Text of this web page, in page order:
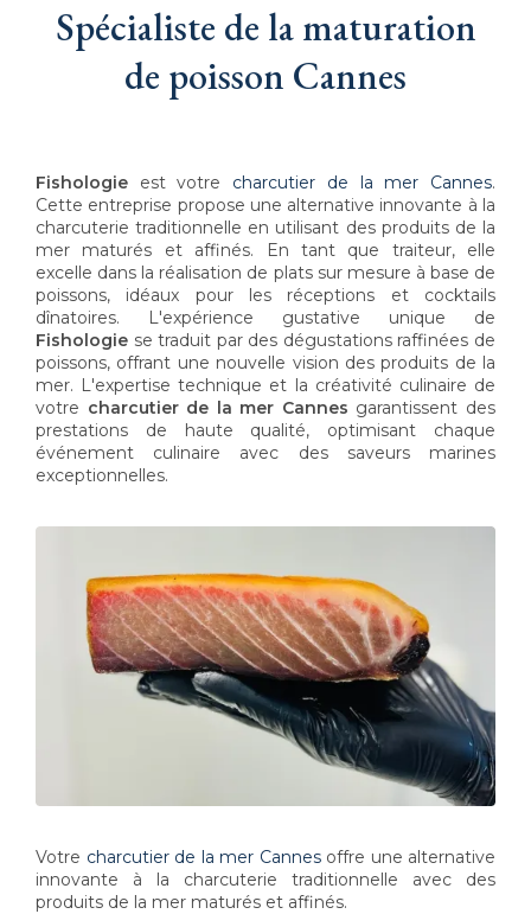
Spécialiste de la maturation
de poisson Cannes
Fishologie est votre charcutier de la mer Cannes.
Cette entreprise propose une alternative innovante à la
charcuterie traditionnelle en utilisant des produits de la
mer maturés et affinés. En tant que traiteur, elle
excelle dans la réalisation de plats sur mesure à base de
poissons, idéaux pour les réceptions et cocktails
dînatoires. L'expérience gustative unique de
Fishologie se traduit par des dégustations raffinées de
poissons, offrant une nouvelle vision des produits de la
mer. L'expertise technique et la créativité culinaire de
votre charcutier de la mer Cannes garantissent des
prestations de haute qualité, optimisant chaque
événement culinaire avec des saveurs marines
exceptionnelles.
Votre charcutier de la mer Cannesoffre une alternative
innovante à la charcuterie traditionnelle avec des
produits de la mer maturés et affinés.